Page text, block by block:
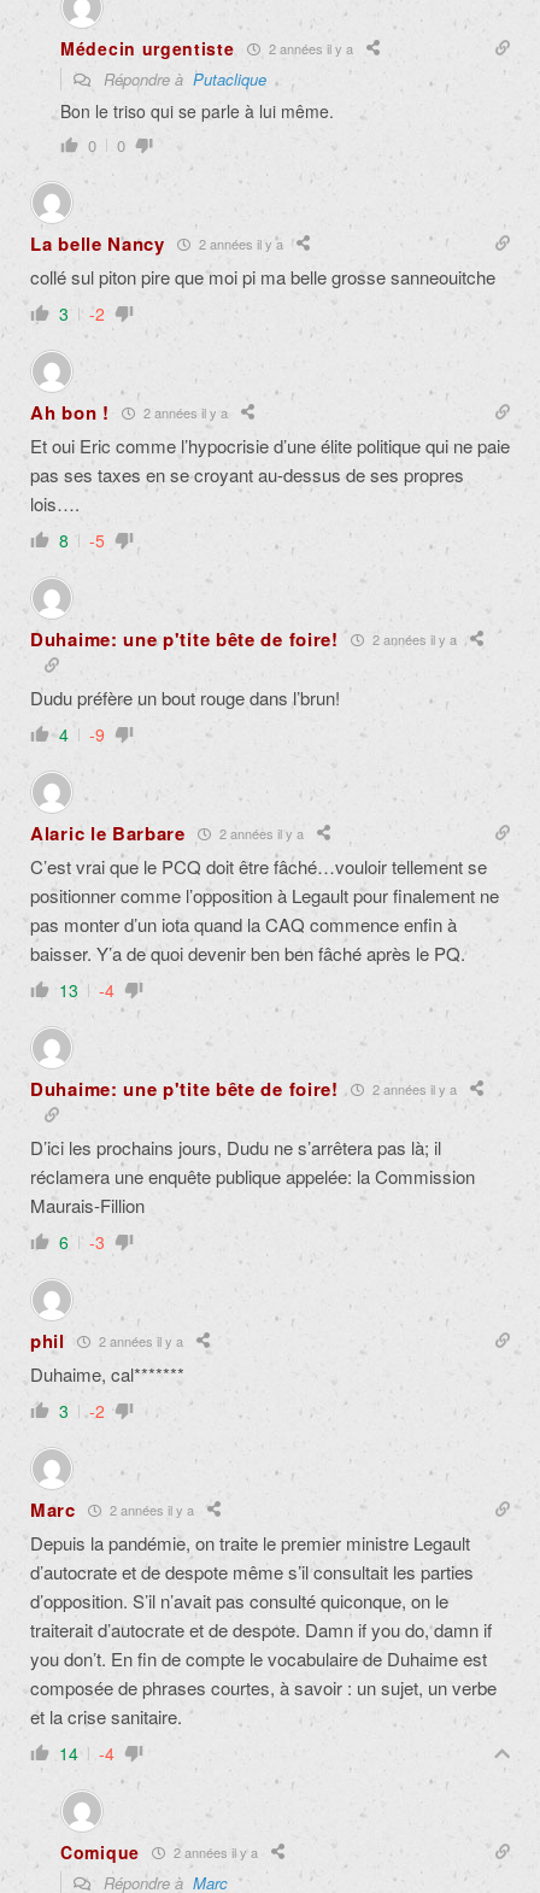
Médecin urgentiste 2 années il y a
Répondre à Putaclique
Bon le triso qui se parle à lui même.
0 0
La belle Nancy 2 années il y a
collé sul piton pire que moi pi ma belle grosse sanneouitche
3 -2
Ah bon ! 2 années il y a
Et oui Eric comme l’hypocrisie d’une élite politique qui ne paie
pas ses taxes en se croyant au-dessus de ses propres
lois….
8 -5
Duhaime: une p'tite bête de foire! 2 années il y a
Dudu préfère un bout rouge dans l’brun!
4 -9
Alaric le Barbare 2 années il y a
C’est vrai que le PCQ doit être fâché…vouloir tellement se
positionner comme l’opposition à Legault pour finalement ne
pas monter d’un iota quand la CAQ commence enfin à
baisser. Y’a de quoi devenir ben ben fâché après le PQ.
13 -4
Duhaime: une p'tite bête de foire! 2 années il y a
D’ici les prochains jours, Dudu ne s’arrêtera pas là; il
réclamera une enquête publique appelée: la Commission
Maurais-Fillion
6 -3
phil 2 années il y a
Duhaime, cal*******
3 -2
Marc 2 années il y a
Depuis la pandémie, on traite le premier ministre Legault
d’autocrate et de despote même s’il consultait les parties
d’opposition. S’il n’avait pas consulté quiconque, on le
traiterait d’autocrate et de despote. Damn if you do, damn if
you don’t. En fin de compte le vocabulaire de Duhaime est
composée de phrases courtes, à savoir : un sujet, un verbe
et la crise sanitaire.
14 -4
Comique 2 années il y a
Répondre à Marc